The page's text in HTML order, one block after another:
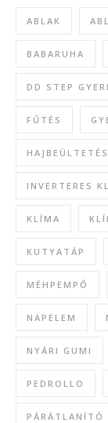
ABLAK
BABARUHA
DD STEP
FŰTÉS
HAJBEÜLTETÉS
INVERTERES
KLÍMA
KUTYATÁP
MÉHPEMPŐ
NAPELEM
NYÁRI GUMI
PEDROLLO
PÁRÁTLANÍTÓ